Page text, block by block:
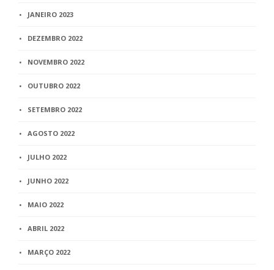
JANEIRO 2023
DEZEMBRO 2022
NOVEMBRO 2022
OUTUBRO 2022
SETEMBRO 2022
AGOSTO 2022
JULHO 2022
JUNHO 2022
MAIO 2022
ABRIL 2022
MARÇO 2022